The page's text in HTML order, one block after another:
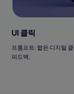
UI 클릭
프롬프트: 짧은 디지털
피드백.